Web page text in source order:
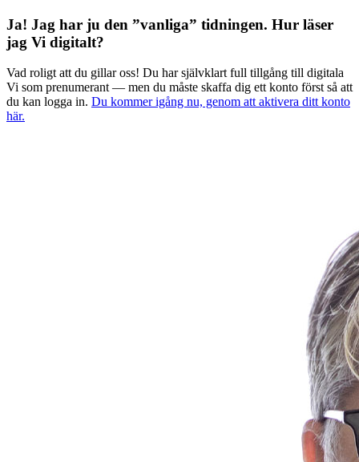
Ja! Jag har ju den ”vanliga” tidningen. Hur läser
jag Vi digitalt?
Vad roligt att du gillar oss! Du har självklart full tillgång till digitala
Vi som prenumerant — men du måste skaffa dig ett konto först så att
du kan logga in. Du kommer igång nu, genom att aktivera ditt konto
här.